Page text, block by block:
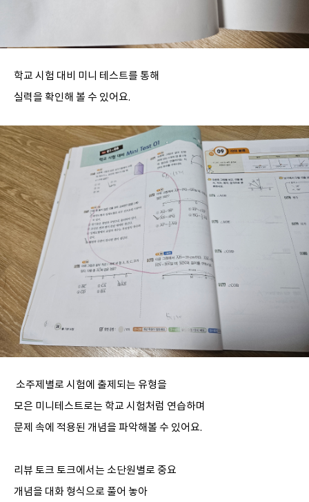
학교 시험 대비 미니 테스트를 통해
실력을 확인해 볼 수 있어요.
소주제별로 시험에 출제되는 유형을
모은 미니테스트로는 학교 시험처럼 연습하며
문제 속에 적용된 개념을 파악해볼 수 있어요.
리뷰 토크 토크에서는 소단원별로 중요
개념을 대화 형식으로 풀어 놓아